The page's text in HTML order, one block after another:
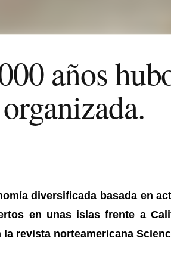
años
diversificada basada en
en unas islas frente a
revista norteamericana